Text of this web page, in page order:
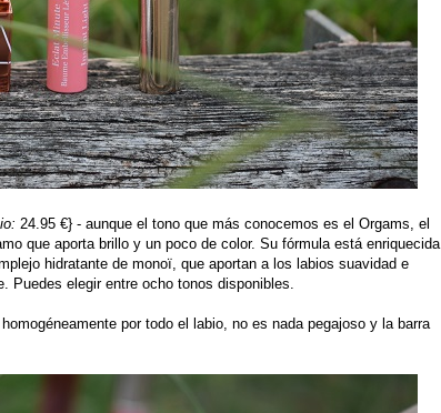
24.95 €} - aunque el tono que más conocemos es el Orgams, el
que aporta brillo y un poco de color. Su fórmula está enriquecida
hidratante de monoï, que aportan a los labios suavidad e
Puedes elegir entre ocho tonos disponibles.
por todo el labio, no es nada pegajoso y la barra